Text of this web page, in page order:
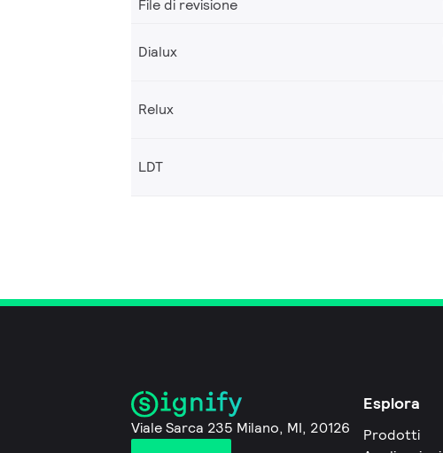
File di revisione
Dialux
Relux
LDT
Viale Sarca 235 Milano, MI, 20126
Esplora
Prodotti